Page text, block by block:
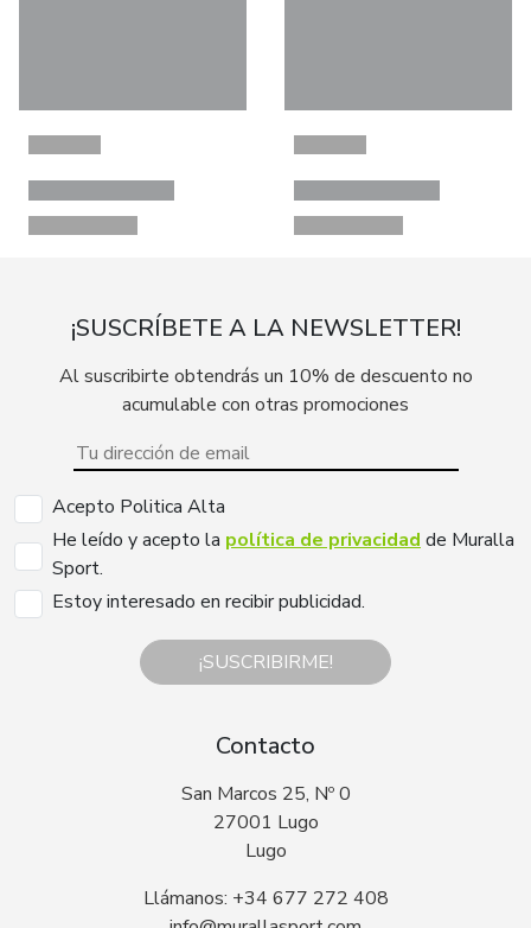
¡SUSCRÍBETE A LA NEWSLETTER!
Al suscribirte obtendrás un 10% de descuento no
acumulable con otras promociones
Acepto Politica Alta
He leído y acepto la política de privacidad de Muralla
Sport.
Estoy interesado en recibir publicidad.
¡SUSCRIBIRME!
Contacto
San Marcos 25, Nº 0
27001 Lugo
Lugo
Llámanos: +34 677 272 408